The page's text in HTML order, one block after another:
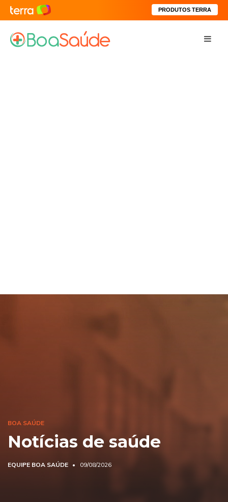
PRODUTOS TERRA
BOA SAÚDE
Notícias de saúde
EQUIPE BOA SAÚDE 09/08/2026